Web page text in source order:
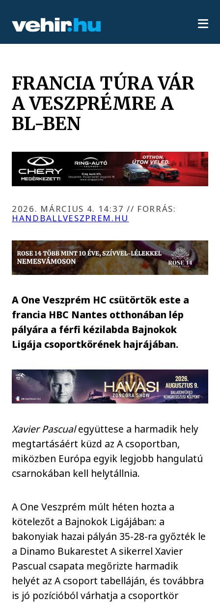
FRANCIA TÚRA VÁR
A VESZPRÉMRE A
BL-BEN
2026. MÁRCIUS 4. 14:37 // FORRÁS:
HANDBALLVESZPREM.HU
A One Veszprém HC csütörtök este a
francia HBC Nantes otthonában lép
pályára a férfi kézilabda Bajnokok
Ligája csoportkörének hajrájában.
Xavier Pascualegyüttese a harmadik hely
megtartásáért küzd az A csoportban,
miközben Európa egyik legjobb hangulatú
csarnokában kell helytállnia.
A One Veszprém múlt héten hozta a
kötelezőt a Bajnokok Ligájában: a
bakonyiak hazai pályán 35-28-ra győzték le
a Dinamo Bukarestet A sikerrel Xavier
Pascual csapata megőrizte harmadik
helyét az A csoport tabelláján, és továbbra
is jó pozícióból várhatja a csoportkör